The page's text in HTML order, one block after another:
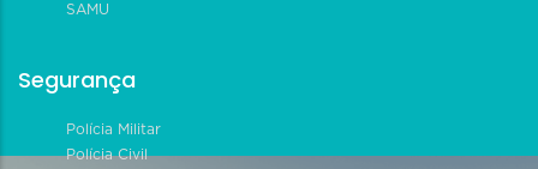
SAMU
Segurança
Polícia Militar
Polícia Civil